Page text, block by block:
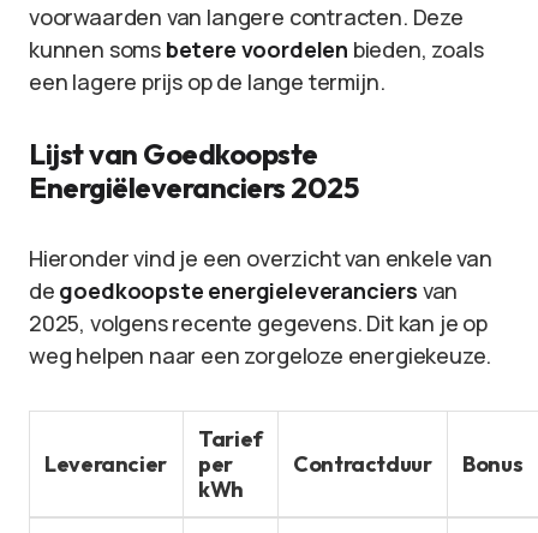
voorwaarden van langere contracten. Deze
kunnen soms betere voordelen bieden, zoals
een lagere prijs op de lange termijn.
Lijst van Goedkoopste
Energiëleveranciers 2025
Hieronder vind je een overzicht van enkele van
de goedkoopste energieleveranciers van
2025, volgens recente gegevens. Dit kan je op
weg helpen naar een zorgeloze energiekeuze.
Leverancier
Tarief
per
kWh
Contractduur Bonus